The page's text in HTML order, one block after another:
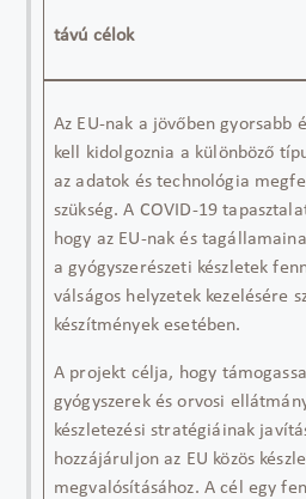
távú célok
Az EU-nak a jövőben gyorsabb
kell kidolgoznia a különböző
az adatok és technológia
szükség. A COVID-19
hogy az EU-nak és
a gyógyszerészeti készletek
válságos helyzetek kezelésére
készítmények esetében.
A projekt célja, hogy
gyógyszerek és orvosi
készletezési stratégiáinak
hozzájáruljon az EU közös
megvalósításához. A cél egy